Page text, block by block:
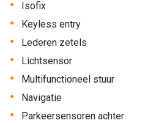
• Isofix
• Keyless entry
• Lederen zetels
• Lichtsensor
• Multifunctioneel stuur
• Navigatie
• Parkeersensoren achter